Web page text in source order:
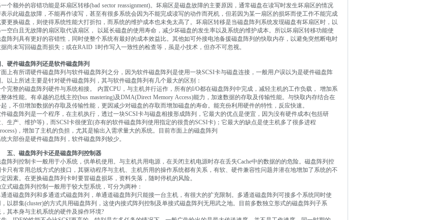
个额外的容错功能是坏扇区转移(bad sector reassignment)。坏扇区是磁盘故障的主要原因，通常磁盘在读写时发生坏扇区的情况
示此磁盘故障，不能再作读写，甚至有很多系统会因为不能完成读写的动作而死机，但若因为某一扇区的损坏而使工作不能完成
更换磁盘，则使得系统性能大打折扣，而系统的维护成本也未免太高了。坏扇区转移是当磁盘阵列系统发现磁盘有坏扇区时，以
空白且无故障的扇区取代该扇区， 以延长磁盘的使用寿命，减少坏磁盘的发生率以及系统的维护成本。所以坏扇区转移功能使
阵列具有更好的容错性，同时使整个系统有最好的成本效益比。其他如可外接电池备援磁盘阵列的快取内存，以避免突然断电时
尚未写回磁盘而损失；或在RAID 1时作写入一致性的检查等，虽是小技术，但亦不可忽视。
硬件磁盘阵列还是软件磁盘阵列
上有所谓硬件磁盘阵列与软件磁盘阵列之分，因为软件磁盘阵列是使用一块SCSI卡与磁盘连接，一般用户误以为是硬件磁盘阵
以上所述主要是针对硬件磁盘阵列，其与软件磁盘阵列有几个最大的区别：
完整的磁盘阵列硬件与系统相接。 内置CPU，与主机并行运作，所有的I/O都在磁盘阵列中完成，减轻主机的工作负载， 增加系
体性能。有卓越的总线主控(bus mastering)及DMA(Direct Memory Access)能力，加速数据的存取及传输性能。与快取内存结合在
，不但增加数据的存取及传输性能，更因减少对磁盘的存取而增加磁盘的寿命。能充份利用硬件的特性，反应快速。
磁盘阵列是一个程序，在主机执行，透过一块SCSI卡与磁盘相接形成阵列，它最大的优点是便宜，因为没有硬件成本(包括研
生产、维护等)，而SCSI卡很便宜(亦有的软件磁盘阵列使用指定的很贵的SCSI卡)；它最大的缺点是使主机多了很多进程
，增加了主机的负担，尤其是输出入需求量大的系统。目前市面上的磁盘阵列
大部份是硬件磁盘阵列，软件磁盘阵列较少。
五、磁盘阵列卡还是磁盘阵列控制器
阵列控制卡一般用于小系统，供单机使用。与主机共用电源，在关闭主机电源时存在丢失Cache中的数据的的危险。磁盘阵列控
只有常用总线方式的接口，其驱动程序与主机、主机所用的操作系统都有关系，有软、硬件兼容性问题并潜在地增加了系统的不
因素。在更换磁盘阵列卡时要冒磁盘损坏，资料失落，随时停机的风险。
式磁盘阵列控制一般用于较大型系统，可分为两种：
道磁盘阵列和多通道式磁盘阵列，单通道磁盘阵列只能接一台主机，有很大的扩充限制。多通道磁盘阵列可接多个系统同时使
以群集(cluster)的方式共用磁盘阵列，这使内接式阵列控制及单接式磁盘阵列无用武之地。目前多数独立形式的磁盘阵列子系
其本身与主机系统的硬件及操作环境?